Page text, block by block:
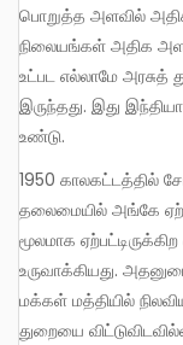
பொறுத்த அளவில்
நிலையங்கள் அதிக
உட்பட எல்லாமே அரசுத்
இருந்தது. இது
உண்டு.
1950 காலகட்டத்தில் சோவியத் யூனியனில் கம்யூனிஸ்ட் கட்சி
தலைமையில் அங்கே
மூலமாக
உருவாக்கியது.
மக்கள் மத்தியில்
துறையை